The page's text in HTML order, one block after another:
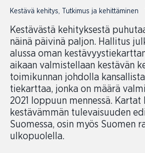
Kestävä kehitys, Tutkimus ja kehittäminen
Kestävästä kehityksestä
näinä päivinä paljon. Hallitus
alussa oman
aikaan valmistellaan kestävän
toimikunnan johdolla
tiekarttaa, jonka on määrä
2021 loppuun mennessä. Kartat
kestävämmän tulevaisuuden
Suomessa, osin myös Suomen
ulkopuolella.